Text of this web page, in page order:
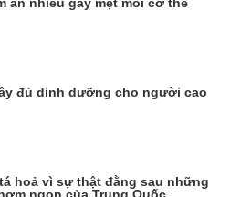
ăn nhiều gây mệt mỏi cơ thể
đủ dinh dưỡng cho người cao
hoả vì sự thật đằng sau những